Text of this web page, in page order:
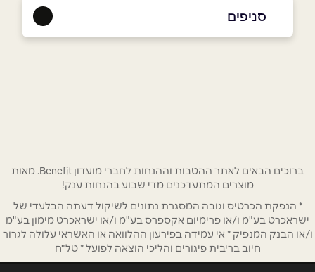
נושא*
אנא חזרו אלי בקשר ל...
הודעה*
סניפים
ברוכים הבאים לאתר ההטבות וההנחות לחברי מועדון Benefit. מאות
מוצרים המתעדכנים מדי שבוע בהנחות ענק!
* הנפקת הכרטיס וגובה המסגרת נתונים לשיקול דעתה הבלעדי של
ישראכרט בע"מ ו/או פרימיום אקספרס בע"מ ו/או ישראכרט מימון בע"מ
ו/או הבנק המנפיק * אי עמידה בפירעון ההלוואה או האשראי עלולה לגרור
חיוב בריבית פיגורים והליכי הוצאה לפועל * טל"ח